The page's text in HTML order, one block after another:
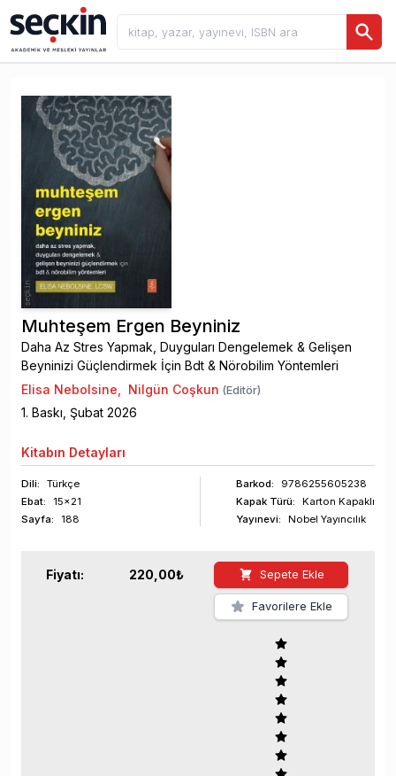
Muhteşem Ergen Beyniniz
Daha Az Stres Yapmak, Duyguları Dengelemek & Gelişen
Beyninizi Güçlendirmek İçin Bdt & Nörobilim Yöntemleri
Elisa Nebolsine
Nilgün Coşkun (Editör)
1. Baskı, Şubat 2026
Kitabın Detayları
Dili:
Türkçe
Ebat:
15x21
Sayfa: 188
Barkod:
9786255605238
Kapak Türü:
Karton Kapaklı
Yayınevi:
Nobel Yayıncılık
Fiyatı: 220,00₺ Sepete Ekle
Favorilere Ekle